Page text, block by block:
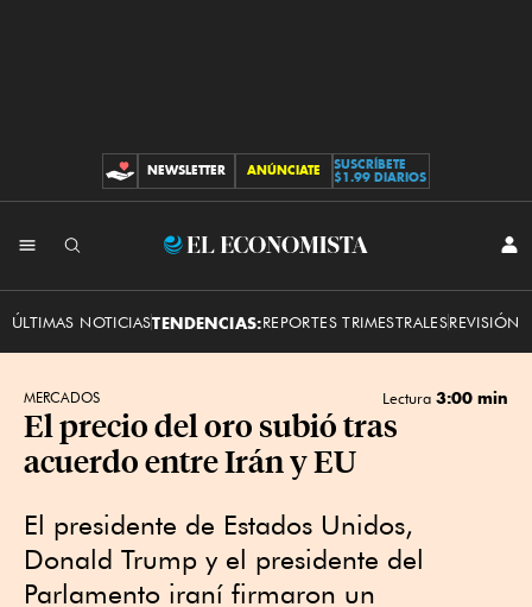
CONTRIBUCIONES
NEWSLETTER ANÚNCIATE
SUSCRÍBETE
$1.99 DIARIOS
El
ÚLTIMAS NOTICIASTENDENCIAS:REPORTES TRIMESTRALESREVISIÓN
MERCADOS Lectura 3:00 min
El precio del oro subió tras
acuerdo entre Irán y EU
El presidente de Estados Unidos,
Donald Trump y el presidente del
Parlamento iraní firmaron un